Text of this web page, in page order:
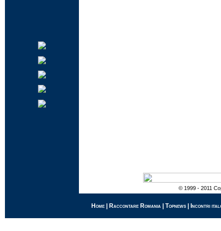
© 1999 - 2011
Home Raccontare Romania Topnews Incontri